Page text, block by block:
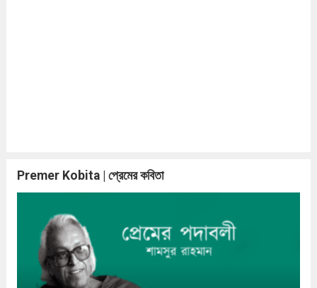
Premer Kobita | প্রেমের কবিতা